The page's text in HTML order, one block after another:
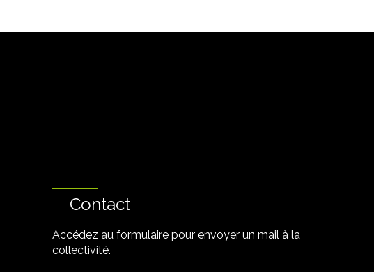
Contact
Accédez au formulaire pour envoyer un mail à la
collectivité.